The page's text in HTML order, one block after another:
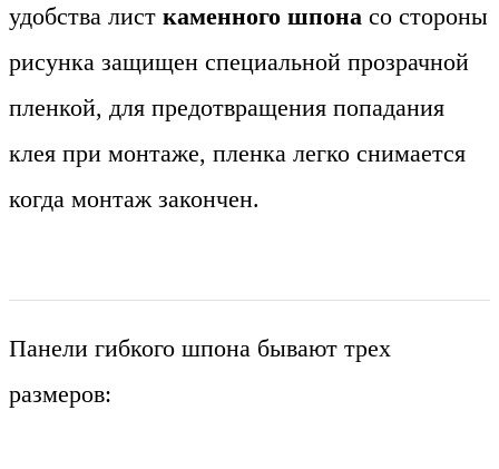
удобства лист каменного шпона со стороны
рисунка защищен специальной прозрачной
пленкой, для предотвращения попадания
клея при монтаже, пленка легко снимается
когда монтаж закончен.
Панели гибкого шпона бывают трех
размеров: